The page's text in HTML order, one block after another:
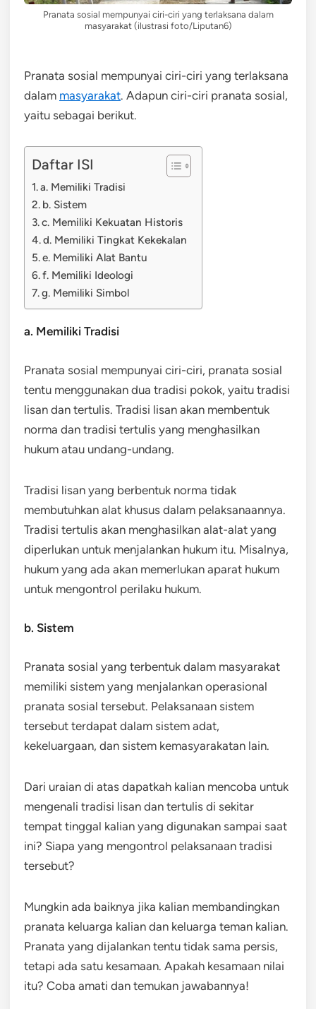
Pranata sosial mempunyai ciri-ciri yang terlaksana dalam
masyarakat (ilustrasi foto/Liputan6)
Pranata sosial mempunyai ciri-ciri yang terlaksana
dalam masyarakat. Adapun ciri-ciri pranata sosial,
yaitu sebagai berikut.
Daftar ISI
a. Memiliki Tradisi
b. Sistem
c. Memiliki Kekuatan Historis
d. Memiliki Tingkat Kekekalan
e. Memiliki Alat Bantu
f. Memiliki Ideologi
g. Memiliki Simbol
a. Memiliki Tradisi
Pranata sosial mempunyai ciri-ciri, pranata sosial
tentu menggunakan dua tradisi pokok, yaitu tradisi
lisan dan tertulis. Tradisi lisan akan membentuk
norma dan tradisi tertulis yang menghasilkan
hukum atau undang-undang.
Tradisi lisan yang berbentuk norma tidak
membutuhkan alat khusus dalam pelaksanaannya.
Tradisi tertulis akan menghasilkan alat-alat yang
diperlukan untuk menjalankan hukum itu. Misalnya,
hukum yang ada akan memerlukan aparat hukum
untuk mengontrol perilaku hukum.
b. Sistem
Pranata sosial yang terbentuk dalam masyarakat
memiliki sistem yang menjalankan operasional
pranata sosial tersebut. Pelaksanaan sistem
tersebut terdapat dalam sistem adat,
kekeluargaan, dan sistem kemasyarakatan lain.
Dari uraian di atas dapatkah kalian mencoba untuk
mengenali tradisi lisan dan tertulis di sekitar
tempat tinggal kalian yang digunakan sampai saat
ini? Siapa yang mengontrol pelaksanaan tradisi
tersebut?
Mungkin ada baiknya jika kalian membandingkan
pranata keluarga kalian dan keluarga teman kalian.
Pranata yang dijalankan tentu tidak sama persis,
tetapi ada satu kesamaan. Apakah kesamaan nilai
itu? Coba amati dan temukan jawabannya!